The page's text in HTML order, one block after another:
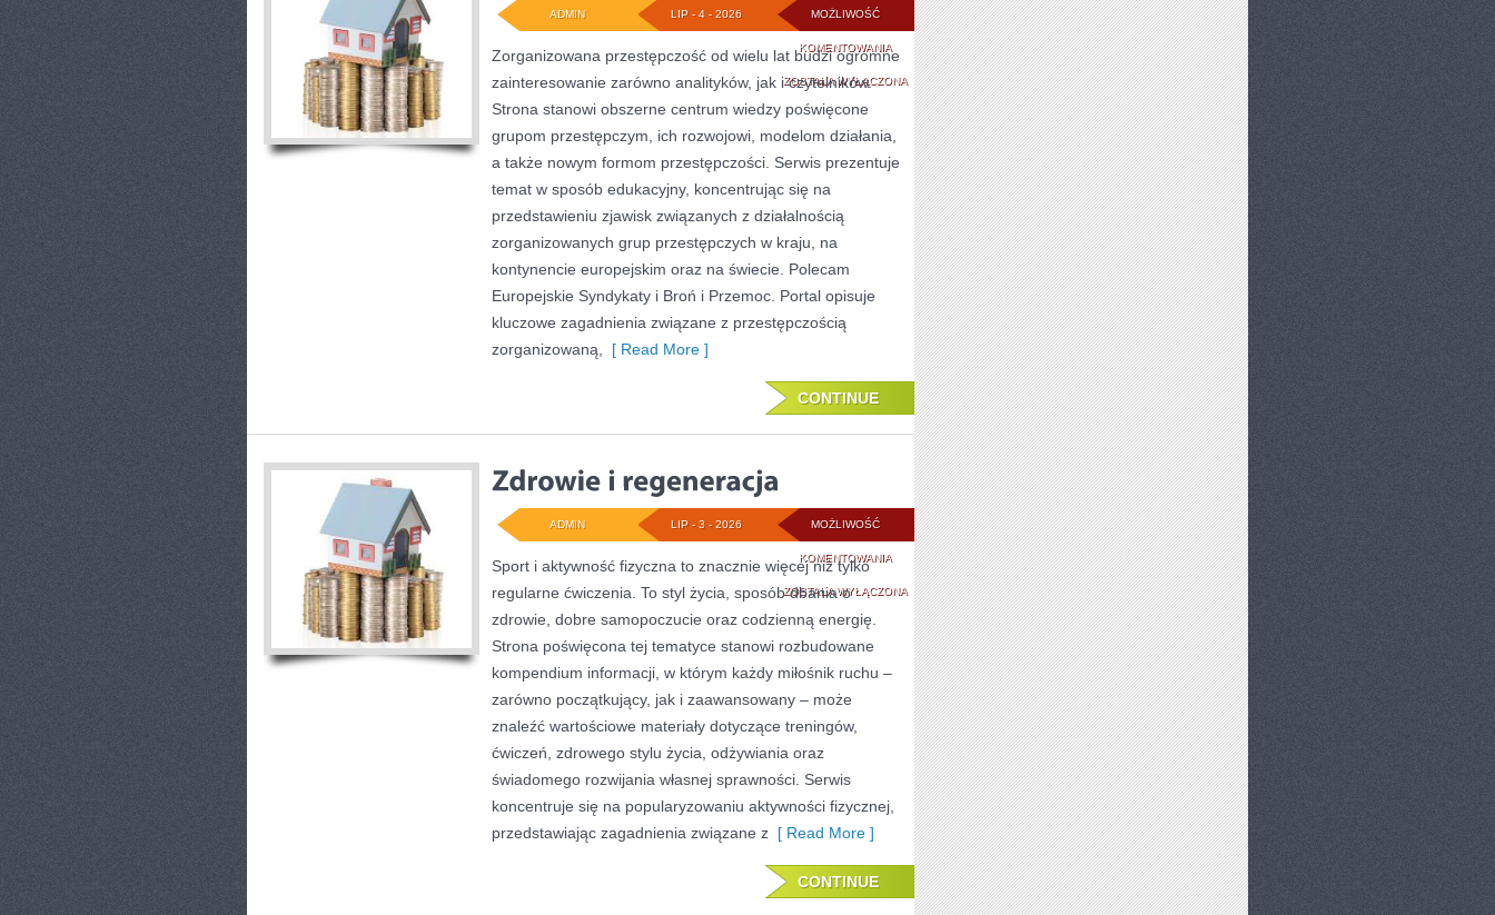
MOŻLIWOŚĆ
KOMENTOWANIAPODZIEMIE
FINANSOWE
ZOSTAŁA WYŁĄCZONA
LIP - 4 - 2026
ADMIN
Zorganizowana przestępczość od wielu lat budzi ogromne
zainteresowanie zarówno analityków, jak i czytelników.
Strona stanowi obszerne centrum wiedzy poświęcone
grupom przestępczym, ich rozwojowi, modelom działania,
a także nowym formom przestępczości. Serwis prezentuje
temat w sposób edukacyjny, koncentrując się na
przedstawieniu zjawisk związanych z działalnością
zorganizowanych grup przestępczych w kraju, na
kontynencie europejskim oraz na świecie. Polecam
Europejskie Syndykaty i Broń i Przemoc. Portal opisuje
kluczowe zagadnienia związane z przestępczością
zorganizowaną,
[ Read More ]
CONTINUE
MOŻLIWOŚĆ
KOMENTOWANIAZDROWIE
I
REGENERACJA
ZOSTAŁA WYŁĄCZONA
LIP - 3 - 2026
ADMIN
Sport i aktywność fizyczna to znacznie więcej niż tylko
regularne ćwiczenia. To styl życia, sposób dbania o
zdrowie, dobre samopoczucie oraz codzienną energię.
Strona poświęcona tej tematyce stanowi rozbudowane
kompendium informacji, w którym każdy miłośnik ruchu –
zarówno początkujący, jak i zaawansowany – może
znaleźć wartościowe materiały dotyczące treningów,
ćwiczeń, zdrowego stylu życia, odżywiania oraz
świadomego rozwijania własnej sprawności. Serwis
koncentruje się na popularyzowaniu aktywności fizycznej,
przedstawiając zagadnienia związane z [ Read More ]
CONTINUE